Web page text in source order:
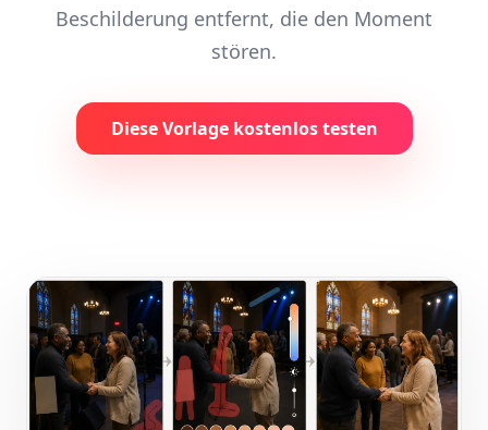
Beschilderung entfernt, die den Moment
stören.
Diese Vorlage kostenlos testen